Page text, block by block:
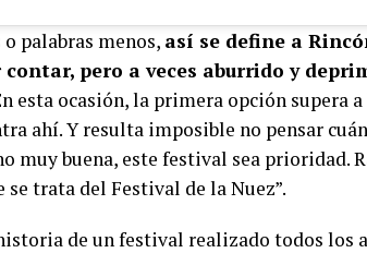
palabras menos, así se define a
pero a veces aburrido y
esta ocasión, la primera opción supera
ahí. Y resulta imposible no pensar
muy buena, este festival sea prioridad.
se trata del Festival de la Nuez”.
de un festival realizado todos los